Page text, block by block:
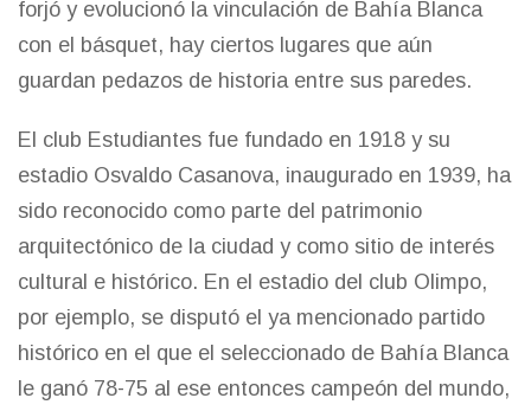
forjó y evolucionó la vinculación de Bahía Blanca
con el básquet, hay ciertos lugares que aún
guardan pedazos de historia entre sus paredes.
El club Estudiantes fue fundado en 1918 y su
estadio Osvaldo Casanova, inaugurado en 1939, ha
sido reconocido como parte del patrimonio
arquitectónico de la ciudad y como sitio de interés
cultural e histórico. En el estadio del club Olimpo,
por ejemplo, se disputó el ya mencionado partido
histórico en el que el seleccionado de Bahía Blanca
le ganó 78-75 al ese entonces campeón del mundo,